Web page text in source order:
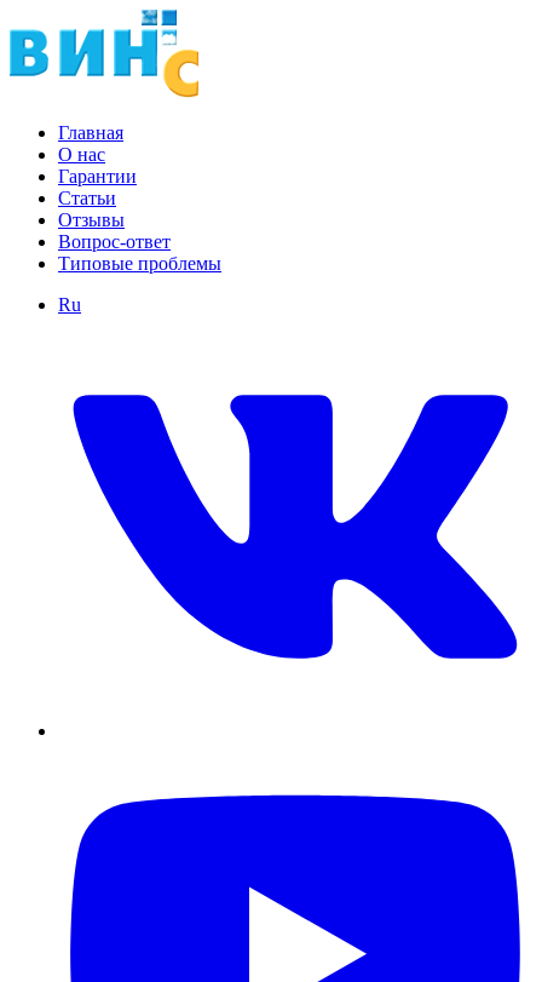
Главная
О нас
Гарантии
Статьи
Отзывы
Вопрос-ответ
Типовые проблемы
Ru